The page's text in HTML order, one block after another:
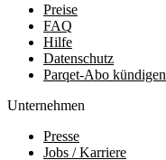
Preise
FAQ
Hilfe
Datenschutz
Parqet-Abo kündigen
Unternehmen
Presse
Jobs / Karriere